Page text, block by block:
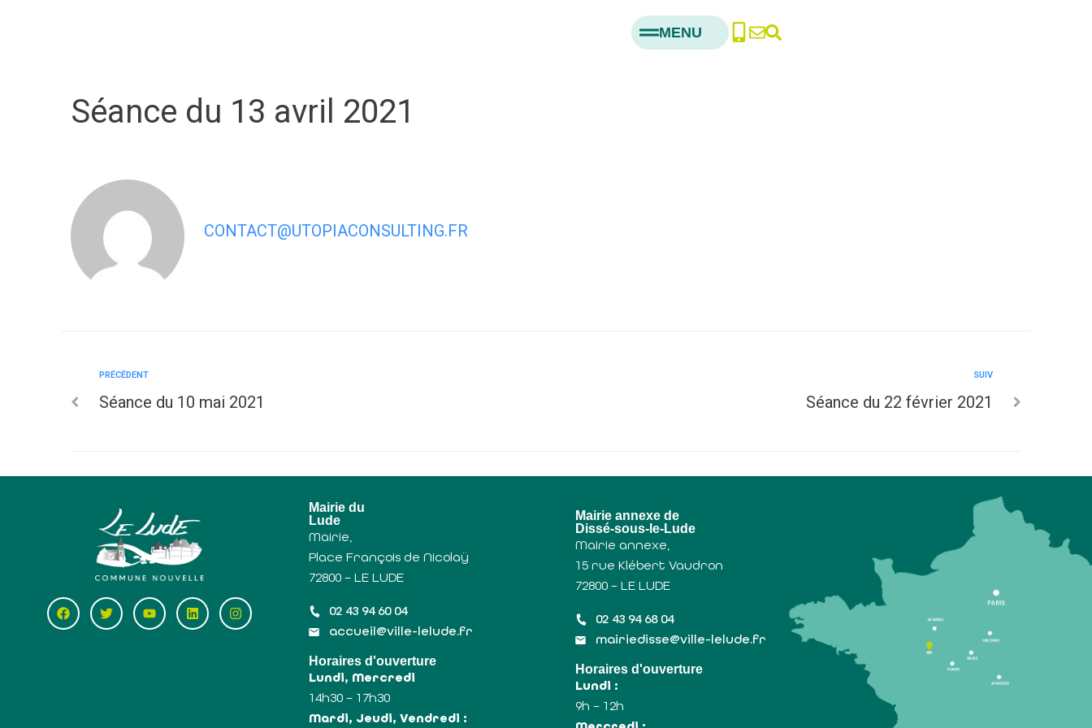
MENU
Séance du 13 avril 2021
CONTACT@UTOPIACONSULTING.FR
PRÉCÉDENT
Séance du 10 mai 2021
SUIV
Séance du 22 février 2021
Mairie du
Lude
Mairie,
Place François de Nicolaÿ
72800 – LE LUDE
02 43 94 60 04
accueil@ville-lelude.fr
Horaires d'ouverture
Lundi, Mercredi
14h30 – 17h30
Mardi, Jeudi, Vendredi :
Mairie annexe de
Dissé-sous-le-Lude
Mairie annexe,
15 rue Klébert Vaudron
72800 – LE LUDE
02 43 94 68 04
mairiedisse@ville-lelude.fr
Horaires d'ouverture
Lundi :
9h – 12h